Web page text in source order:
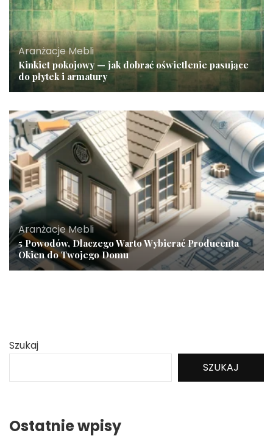
Aranżacje Mebli
Kinkiet pokojowy — jak dobrać oświetlenie pasujące
do płytek i armatury
Aranżacje Mebli
5 Powodów, Dlaczego Warto Wybierać Producenta
Okien do Twojego Domu
Szukaj
SZUKAJ
Ostatnie wpisy